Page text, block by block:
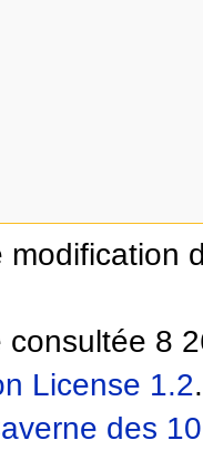
modification
8
License 1.2.
des